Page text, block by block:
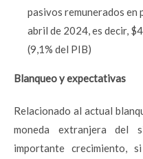
pasivos remunerados en
abril de 2024, es decir,
(9,1% del PIB)
Blanqueo y expectativas
Relacionado al actual
moneda extranjera del
importante crecimiento,